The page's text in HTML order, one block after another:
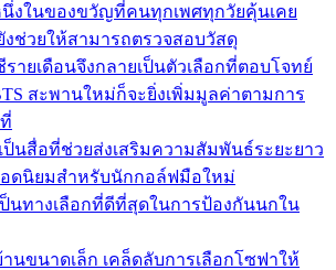
งในของขวัญที่คนทุกเพศทุกวัยคุ้นเคย
ยังช่วยให้สามารถตรวจสอบวัสดุ
ายเดือนจึงกลายเป็นตัวเลือกที่ตอบโจทย์
สะพานใหม่ก็จะยิ่งเพิ่มมูลค่าตามการ
ป็นสื่อที่ช่วยส่งเสริมความสัมพันธ์ระยะยาว
ดนิยมสำหรับนักกอล์ฟมือใหม่
นทางเลือกที่ดีที่สุดในการป้องกันนกใน
นขนาดเล็ก เคล็ดลับการเลือกโซฟาให้